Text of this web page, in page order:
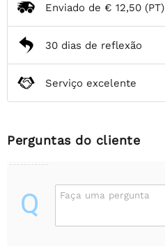
Enviado de € 12,50 (PT)
30 dias de reflexão
Serviço excelente
Perguntas do cliente
Q Faça uma pergunta